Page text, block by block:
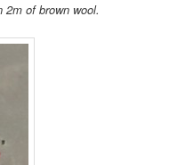
of brown wool.